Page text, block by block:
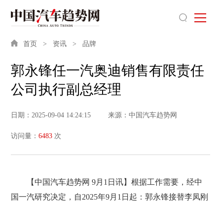
首页 资讯 品牌
郭永锋任一汽奥迪销售有限责任
公司执行副总经理
日期：2025-09-04 14:24:15 来源：中国汽车趋势网
访问量：6483 次
【中国汽车趋势网 9月1日讯】根据工作需要，经中
国一汽研究决定，自2025年9月1日起：郭永锋接替李凤刚